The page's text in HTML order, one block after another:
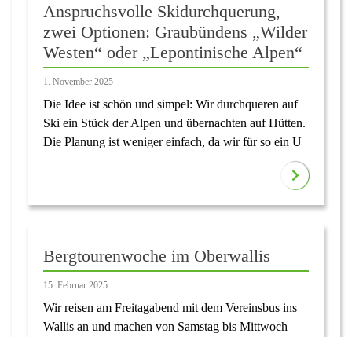
Anspruchsvolle Skidurchquerung,
zwei Optionen: Graubündens „Wilder
Westen“ oder „Lepontinische Alpen“
1. November 2025
Die Idee ist schön und simpel: Wir durchqueren auf
Ski ein Stück der Alpen und übernachten auf Hütten.
Die Planung ist weniger einfach, da wir für so ein U
Bergtourenwoche im Oberwallis
15. Februar 2025
Wir reisen am Freitagabend mit dem Vereinsbus ins
Wallis an und machen von Samstag bis Mittwoch